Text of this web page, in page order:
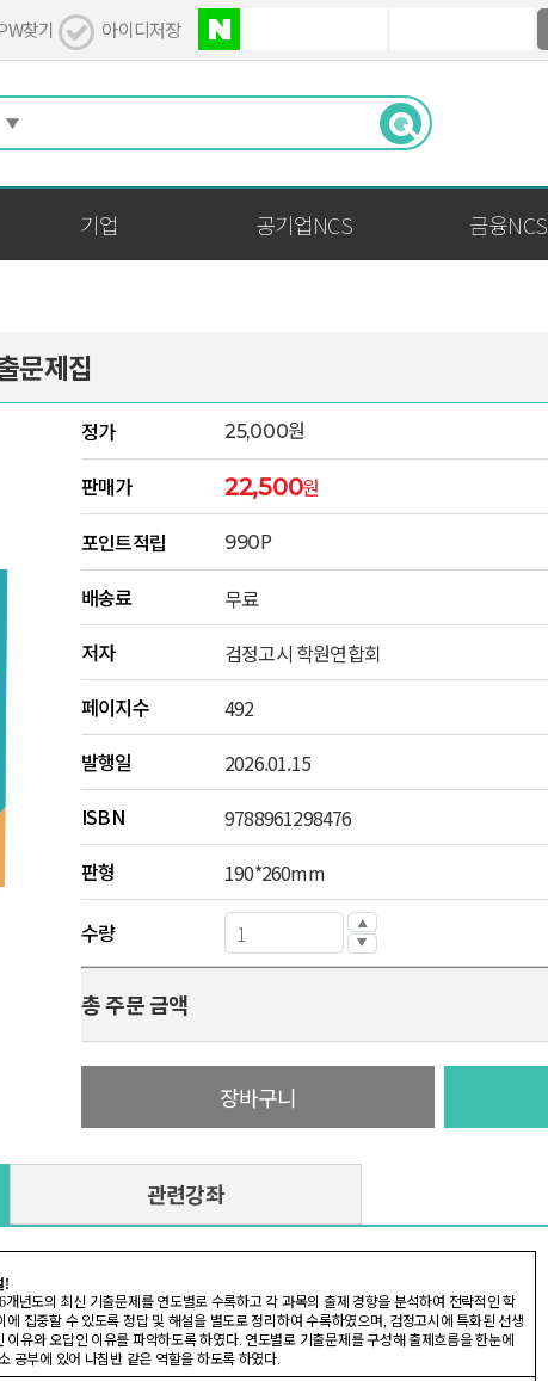
찾기 아이디저장
기업 공기업NCS 금융NCS
문제집
정가 25,000원
판매가
22,500원
포인트적립
990P
배송료
무료
저자
검정고시 학원연합회
페이지수
492
발행일
2026.01.15
ISBN
9788961298476
판형
190*260mm
수량
총 주문 금액
장바구니
관련강좌
!
6개년도의 최신 기출문제를 연도별로 수록하고 각 과목의 출제 경향을 분석하여 전략적인 학
에 집중할 수 있도록 정답 및 해설을 별도로 정리하여 수록하였으며, 검정고시에 특화된 선생
유와 오답인 이유를 파악하도록 하였다. 연도별로 기출문제를 구성해 출제흐름을 한눈에
공부에 있어 나침반 같은 역할을 하도록 하였다.